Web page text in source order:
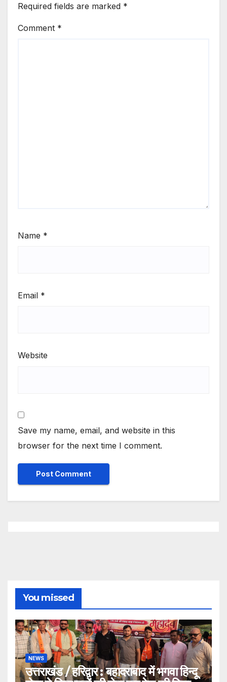
Required fields are marked *
Comment *
Name *
Email *
Website
Save my name, email, and website in this
browser for the next time I comment.
You missed
NEWS
उत्तराखंड / हरिद्वार : बहादराबाद में भगवा हिन्दू